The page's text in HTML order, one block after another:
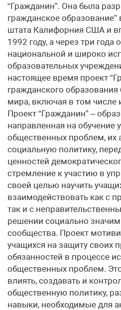
“Гражданин”. Она была
гражданское образование”
штата Калифорния США и
1992 году, а через три года
национальной и широко
образовательных
настоящее время проект
гражданского
мира, включая в том числе
Проект “Гражданин” –
направленная на
общественных проблем, их
социальную политику,
ценностей
стремление к участию в
своей целью научить
взаимодействовать как с
так и с
решении социально
сообщества. Проект
учащихся на защиту своих
обязанностей в процессе
общественных проблем.
влиять, создавать и
общественную политику,
навыки, необходимые для